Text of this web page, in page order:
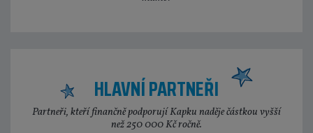
HLAVNÍ PARTNEŘI
Partneři, kteří finančně podporují Kapku naděje částkou vyšší
než 250 000 Kč ročně.